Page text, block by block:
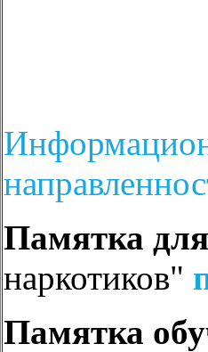
Памятка
наркотиков"
Памятка